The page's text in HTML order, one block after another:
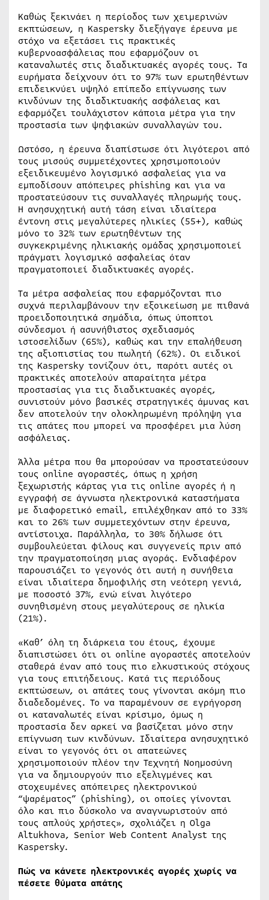
Καθώς ξεκινάει η περίοδος των χειμερινών
εκπτώσεων, η Kaspersky διεξήγαγε έρευνα με
στόχο να εξετάσει τις πρακτικές
κυβερνοασφάλειας που εφαρμόζουν οι
καταναλωτές στις διαδικτυακές αγορές τους. Τα
ευρήματα δείχνουν ότι το 97% των ερωτηθέντων
επιδεικνύει υψηλό επίπεδο επίγνωσης των
κινδύνων της διαδικτυακής ασφάλειας και
εφαρμόζει τουλάχιστον κάποια μέτρα για την
προστασία των ψηφιακών συναλλαγών του.
Ωστόσο, η έρευνα διαπίστωσε ότι λιγότεροι από
τους μισούς συμμετέχοντες χρησιμοποιούν
εξειδικευμένο λογισμικό ασφαλείας για να
εμποδίσουν απόπειρες phishing και για να
προστατεύσουν τις συναλλαγές πληρωμής τους.
Η ανησυχητική αυτή τάση είναι ιδιαίτερα
έντονη στις μεγαλύτερες ηλικίες (55+), καθώς
μόνο το 32% των ερωτηθέντων της
συγκεκριμένης ηλικιακής ομάδας χρησιμοποιεί
πράγματι λογισμικό ασφαλείας όταν
πραγματοποιεί διαδικτυακές αγορές.
Τα μέτρα ασφαλείας που εφαρμόζονται πιο
συχνά περιλαμβάνουν την εξοικείωση με πιθανά
προειδοποιητικά σημάδια, όπως ύποπτοι
σύνδεσμοι ή ασυνήθιστος σχεδιασμός
ιστοσελίδων (65%), καθώς και την επαλήθευση
της αξιοπιστίας του πωλητή (62%). Οι ειδικοί
της Kaspersky τονίζουν ότι, παρότι αυτές οι
πρακτικές αποτελούν απαραίτητα μέτρα
προστασίας για τις διαδικτυακές αγορές,
συνιστούν μόνο βασικές στρατηγικές άμυνας και
δεν αποτελούν την ολοκληρωμένη πρόληψη για
τις απάτες που μπορεί να προσφέρει μια λύση
ασφάλειας.
Άλλα μέτρα που θα μπορούσαν να προστατεύσουν
τους online αγοραστές, όπως η χρήση
ξεχωριστής κάρτας για τις online αγορές ή η
εγγραφή σε άγνωστα ηλεκτρονικά καταστήματα
με διαφορετικό email, επιλέχθηκαν από το 33%
και το 26% των συμμετεχόντων στην έρευνα,
αντίστοιχα. Παράλληλα, το 30% δήλωσε ότι
συμβουλεύεται φίλους και συγγενείς πριν από
την πραγματοποίηση μιας αγοράς. Ενδιαφέρον
παρουσιάζει το γεγονός ότι αυτή η συνήθεια
είναι ιδιαίτερα δημοφιλής στη νεότερη γενιά,
με ποσοστό 37%, ενώ είναι λιγότερο
συνηθισμένη στους μεγαλύτερους σε ηλικία
(21%).
«Καθ’ όλη τη διάρκεια του έτους, έχουμε
διαπιστώσει ότι οι online αγοραστές αποτελούν
σταθερά έναν από τους πιο ελκυστικούς στόχους
για τους επιτήδειους. Κατά τις περιόδους
εκπτώσεων, οι απάτες τους γίνονται ακόμη πιο
διαδεδομένες. Το να παραμένουν σε εγρήγορση
οι καταναλωτές είναι κρίσιμο, όμως η
προστασία δεν αρκεί να βασίζεται μόνο στην
επίγνωση των κινδύνων. Ιδιαίτερα ανησυχητικό
είναι το γεγονός ότι οι απατεώνες
χρησιμοποιούν πλέον την Τεχνητή Νοημοσύνη
για να δημιουργούν πιο εξελιγμένες και
στοχευμένες απόπειρες ηλεκτρονικού
“ψαρέματος” (phishing), οι οποίες γίνονται
όλο και πιο δύσκολο να αναγνωριστούν από
τους απλούς χρήστες», σχολιάζει η Olga
Altukhova, Senior Web Content Analyst της
Kaspersky.
Πώς να κάνετε ηλεκτρονικές αγορές χωρίς να
πέσετε θύματα απάτης